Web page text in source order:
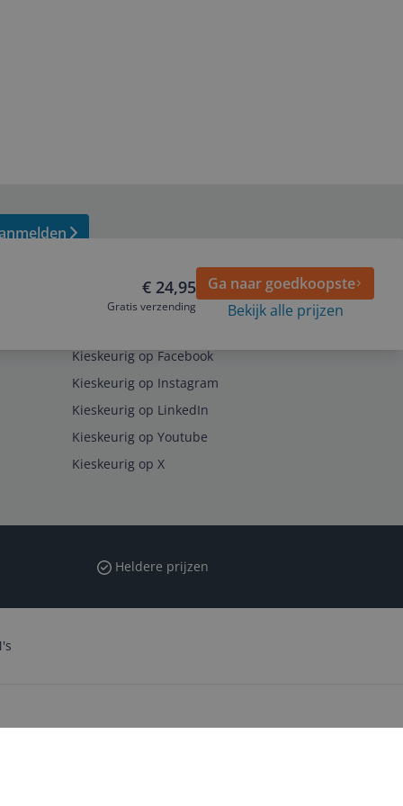
€ 24,95
Gratis verzending
Ga naar goedkoopste
Bekijk alle prijzen
Kieskeurig op Facebook
Kieskeurig op Instagram
Kieskeurig op LinkedIn
Kieskeurig op Youtube
Kieskeurig op X
Heldere prijzen